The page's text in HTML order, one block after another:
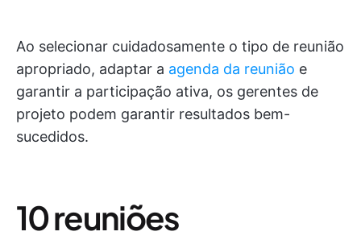
Ao selecionar cuidadosamente o tipo de reunião
apropriado, adaptar a agenda da reunião e
garantir a participação ativa, os gerentes de
projeto podem garantir resultados bem-
sucedidos.
10 reuniões